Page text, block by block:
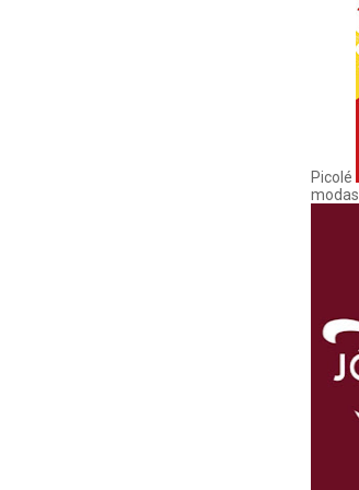
Picolé
modas